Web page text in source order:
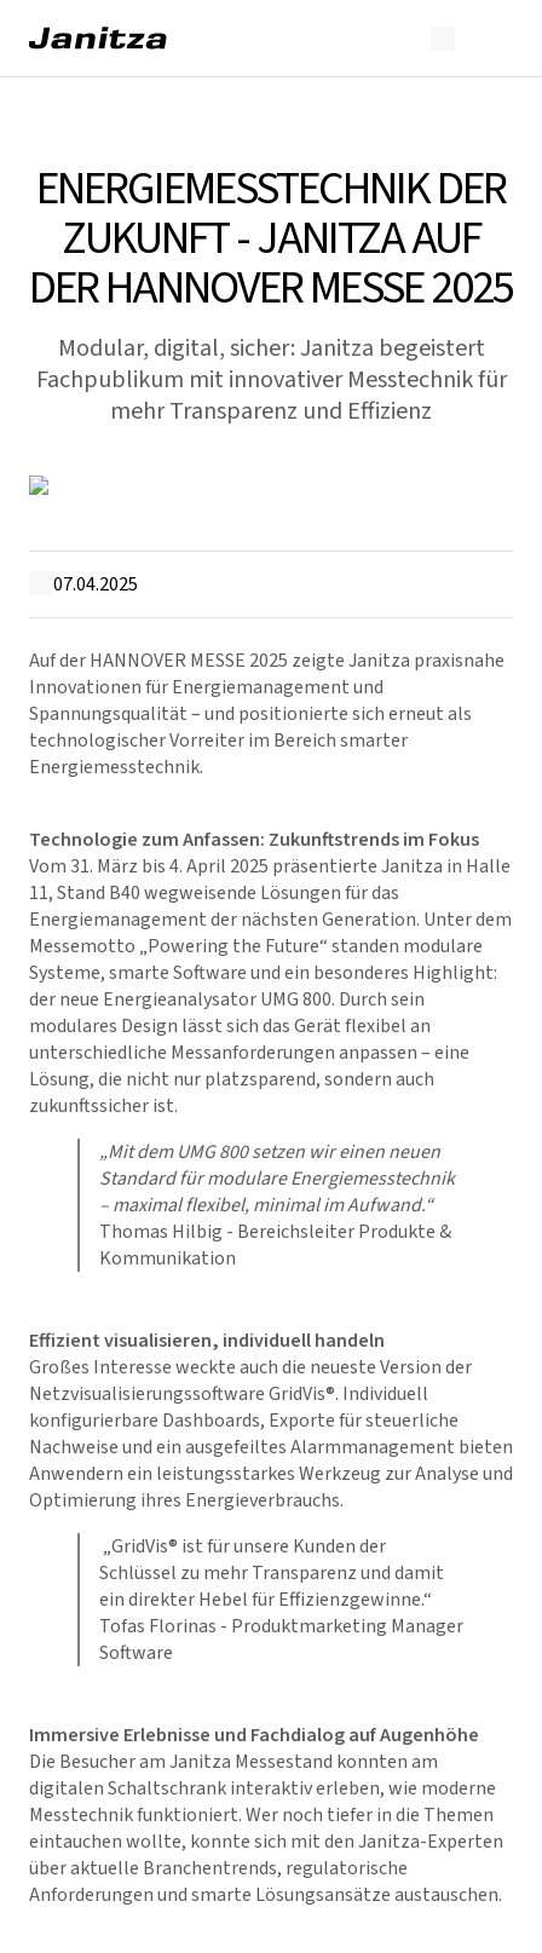
ENERGIEMESSTECHNIK DER
ZUKUNFT - JANITZA AUF
DER HANNOVER MESSE 2025
Modular, digital, sicher: Janitza begeistert
Fachpublikum mit innovativer Messtechnik für
mehr Transparenz und Effizienz
07.04.2025
Auf der HANNOVER MESSE 2025 zeigte Janitza praxisnahe
Innovationen für Energiemanagement und
Spannungsqualität – und positionierte sich erneut als
technologischer Vorreiter im Bereich smarter
Energiemesstechnik.
Technologie zum Anfassen: Zukunftstrends im Fokus
Vom 31. März bis 4. April 2025 präsentierte Janitza in Halle
11, Stand B40 wegweisende Lösungen für das
Energiemanagement der nächsten Generation. Unter dem
Messemotto „Powering the Future“ standen modulare
Systeme, smarte Software und ein besonderes Highlight:
der neue Energieanalysator UMG 800. Durch sein
modulares Design lässt sich das Gerät flexibel an
unterschiedliche Messanforderungen anpassen – eine
Lösung, die nicht nur platzsparend, sondern auch
zukunftssicher ist.
„Mit dem UMG 800 setzen wir einen neuen
Standard für modulare Energiemesstechnik
– maximal flexibel, minimal im Aufwand.“
Thomas Hilbig - Bereichsleiter Produkte &
Kommunikation
Effizient visualisieren, individuell handeln
Großes Interesse weckte auch die neueste Version der
NetzvisualisierungssoftwareGridVis®. Individuell
konfigurierbare Dashboards, Exporte für steuerliche
Nachweise und ein ausgefeiltes Alarmmanagement bieten
Anwendern ein leistungsstarkes Werkzeug zur Analyse und
Optimierung ihres Energieverbrauchs.
„GridVis® ist für unsere Kunden der
Schlüssel zu mehr Transparenz und damit
ein direkter Hebel für Effizienzgewinne.“
Tofas Florinas - Produktmarketing Manager
Software
Immersive Erlebnisse und Fachdialog auf Augenhöhe
Die Besucher am Janitza Messestand konnten am
digitalen Schaltschrank interaktiv erleben, wie moderne
Messtechnik funktioniert. Wer noch tiefer in die Themen
eintauchen wollte, konnte sich mit den Janitza-Experten
über aktuelle Branchentrends, regulatorische
Anforderungen und smarte Lösungsansätze austauschen.